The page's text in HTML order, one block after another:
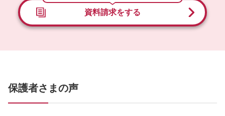
資料請求をする
保護者さまの声